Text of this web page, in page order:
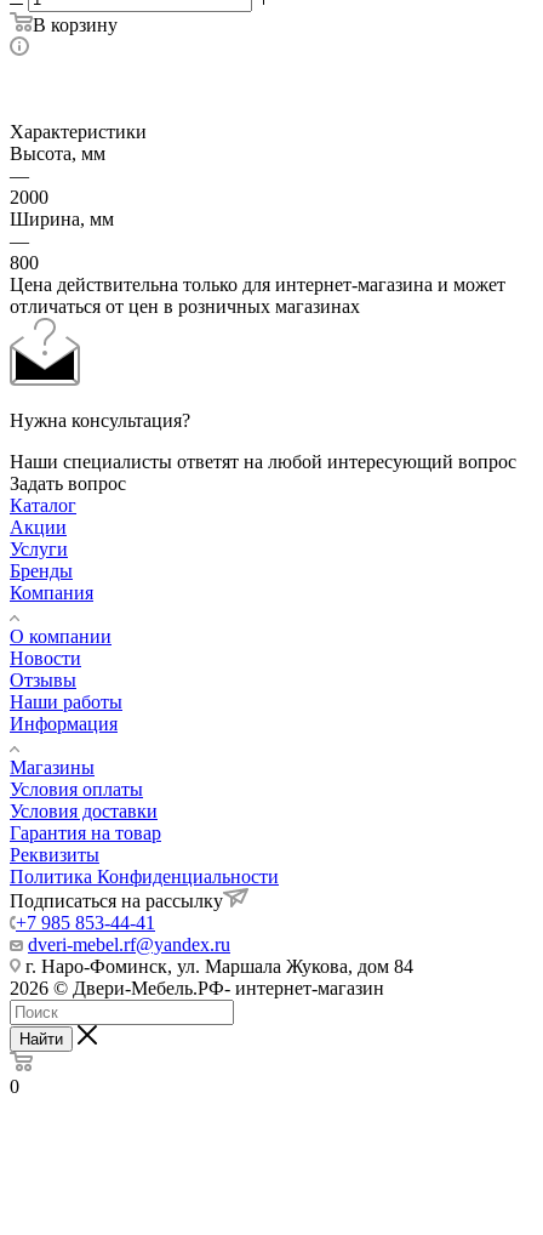
В корзину
Характеристики
Высота, мм
—
2000
Ширина, мм
—
800
Цена действительна только для интернет-магазина и может
отличаться от цен в розничных магазинах
Нужна консультация?
Наши специалисты ответят на любой интересующий вопрос
Задать вопрос
Каталог
Акции
Услуги
Бренды
Компания
О компании
Новости
Отзывы
Наши работы
Информация
Магазины
Условия оплаты
Условия доставки
Гарантия на товар
Реквизиты
Политика Конфиденциальности
Подписаться на рассылку
+7 985 853-44-41
dveri-mebel.rf@yandex.ru
г. Наро-Фоминск, ул. Маршала Жукова, дом 84
2026 © Двери-Мебель.РФ- интернет-магазин
Найти
0